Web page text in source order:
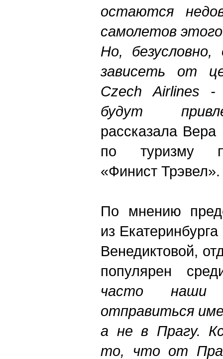
остаются
самолетов этого
Но,
зависеть от
Czech Airlines
будут
рассказала
по туризму
«Финист Трэвел».
По мнению
из
Венедиктовой,
популярен
часто наши
отправиться
а не в Прагу.
то, что от